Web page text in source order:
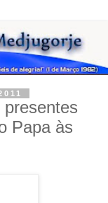
Papa às